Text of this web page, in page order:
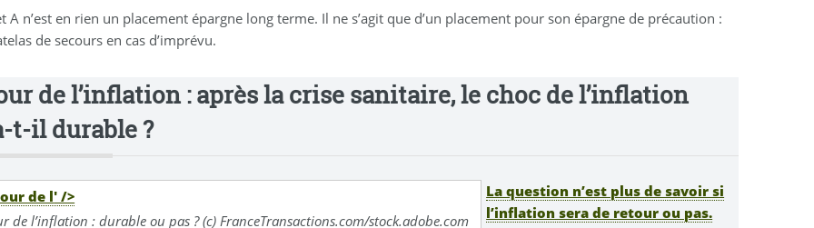
A n’est en rien un placement épargne long terme. Il ne s’agit que d’un placement pour son épargne de précaution :
de secours en cas d’imprévu.
de l’inflation : après la crise sanitaire, le choc de l’inflation
t-il durable ?
' />
de l’inflation : durable ou pas ? (c) FranceTransactions.com/stock.adobe.com
La question n’est plus de savoir si
l’inflation sera de retour ou pas.